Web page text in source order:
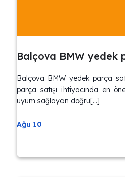
Balçova BMW yedek
Balçova BMW yedek parça
parça satışı ihtiyacında en
uyum sağlayan doğru[…]
Ağu 10